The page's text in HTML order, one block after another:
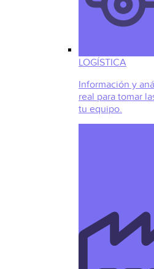
LOGÍSTICA
Información y
real para tomar
tu equipo.